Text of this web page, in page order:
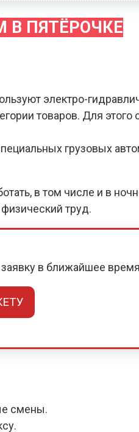
В ПЯТЁРОЧКЕ
электро-
товаров. Для
грузовых
в том числе и в
труд.
в ближайшее время
смены.